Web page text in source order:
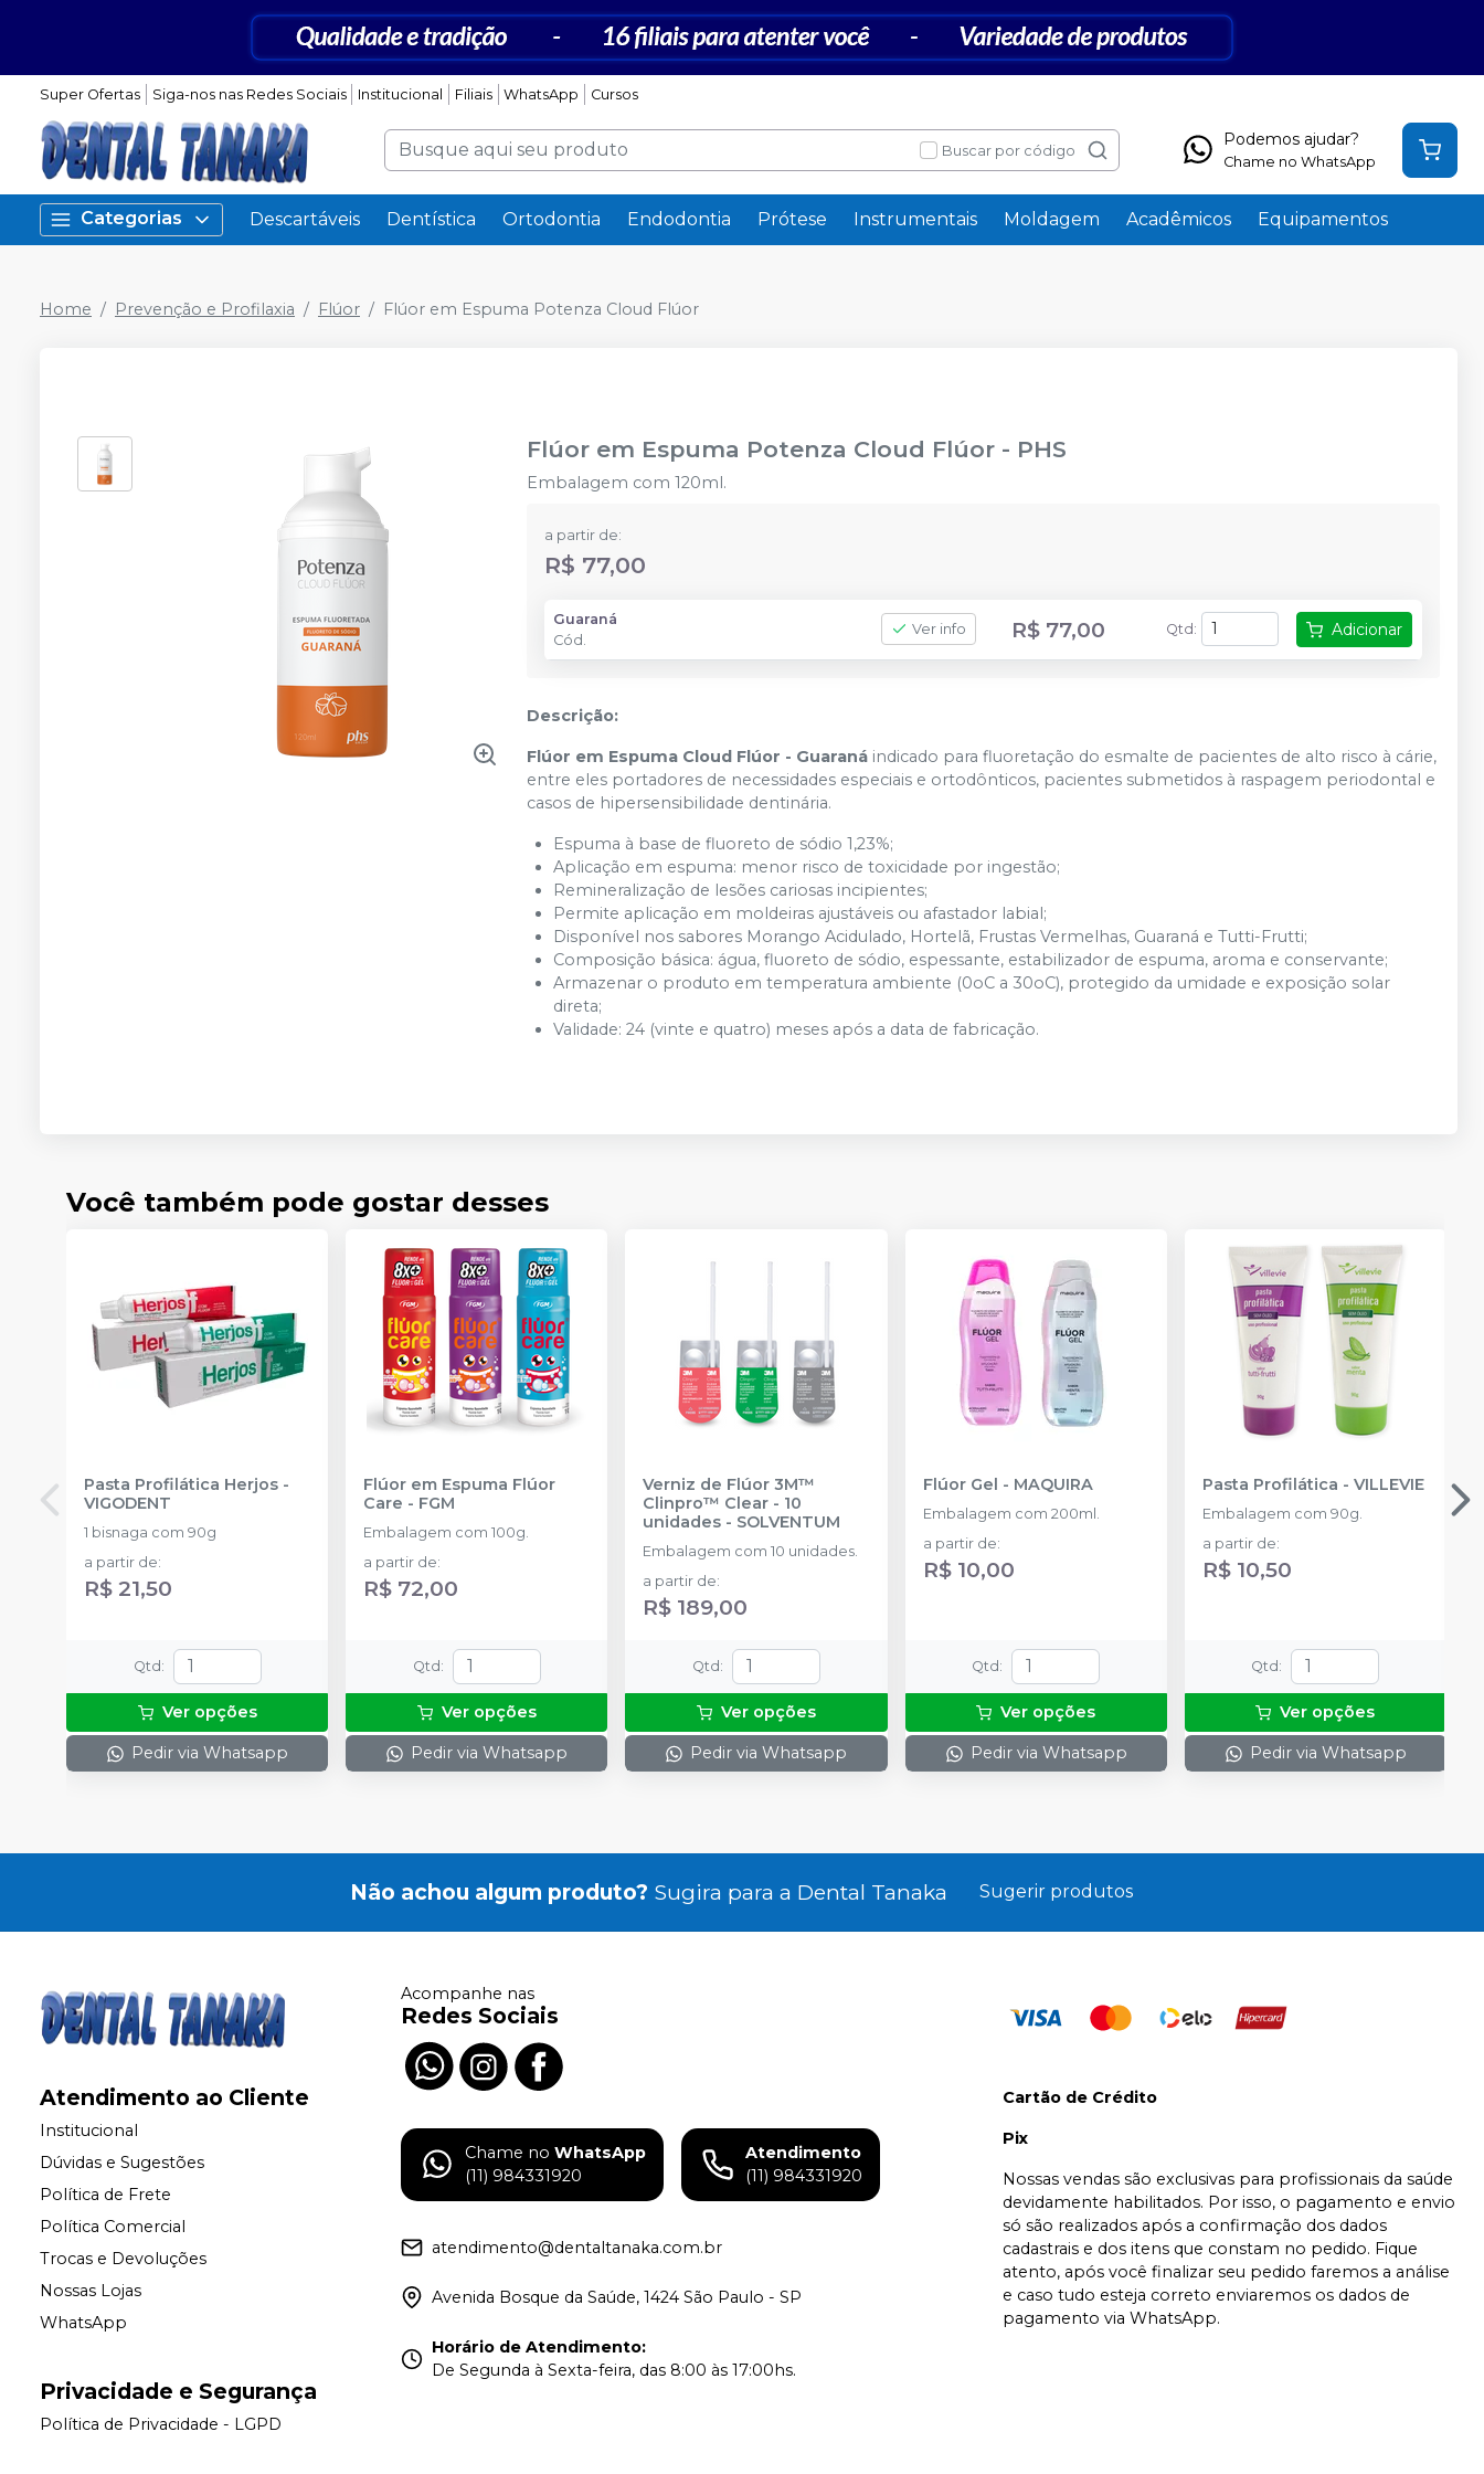
Super Ofertas Siga-nos nas Redes Sociais Institucional Filiais WhatsApp Cursos
Buscar por código
Podemos ajudar?
Chame no WhatsApp
Categorias Descartáveis Dentística Ortodontia Endodontia Prótese Instrumentais Moldagem Acadêmicos Equipamentos
Home Prevenção e Profilaxia Flúor Flúor em Espuma Potenza Cloud Flúor
Flúor em Espuma Potenza Cloud Flúor - PHS
Embalagem com 120ml.
a partir de:
R$ 77,00
Guaraná
Cód.
Ver info R$ 77,00 Qtd : Adicionar
Descrição:
Flúor em Espuma Cloud Flúor - Guaraná indicado para fluoretação do esmalte de pacientes de alto risco à cárie,
entre eles portadores de necessidades especiais e ortodônticos, pacientes submetidos à raspagem periodontal e
casos de hipersensibilidade dentinária.
Espuma à base de fluoreto de sódio 1,23%;
Aplicação em espuma: menor risco de toxicidade por ingestão;
Remineralização de lesões cariosas incipientes;
Permite aplicação em moldeiras ajustáveis ou afastador labial;
Disponível nos sabores Morango Acidulado, Hortelã, Frustas Vermelhas, Guaraná e Tutti-Frutti;
Composição básica: água, fluoreto de sódio, espessante, estabilizador de espuma, aroma e conservante;
Armazenar o produto em temperatura ambiente (0oC a 30oC), protegido da umidade e exposição solar
direta;
Validade: 24 (vinte e quatro) meses após a data de fabricação.
Você também pode gostar desses
Pasta Profilática Herjos -
VIGODENT
1 bisnaga com 90g
a partir de:
R$ 21,50
Qtd :
Ver opções
Pedir via Whatsapp
Flúor em Espuma Flúor
Care - FGM
Embalagem com 100g.
a partir de:
R$ 72,00
Qtd :
Ver opções
Pedir via Whatsapp
Verniz de Flúor 3M™
Clinpro™ Clear - 10
unidades - SOLVENTUM
Embalagem com 10 unidades.
a partir de:
R$ 189,00
Qtd :
Ver opções
Pedir via Whatsapp
Flúor Gel - MAQUIRA
Embalagem com 200ml.
a partir de:
R$ 10,00
Qtd :
Ver opções
Pedir via Whatsapp
Pasta Profilática - VILLEVIE
Embalagem com 90g.
a partir de:
R$ 10,50
Qtd :
Ver opções
Pedir via Whatsapp
Não achou algum produto? Sugira para a Dental Tanaka Sugerir produtos
Atendimento ao Cliente
Institucional
Dúvidas e Sugestões
Política de Frete
Política Comercial
Trocas e Devoluções
Nossas Lojas
WhatsApp
Privacidade e Segurança
Política de Privacidade - LGPD
Acompanhe nas
Redes Sociais
Chame no WhatsApp
(11) 984331920
Atendimento
(11) 984331920
atendimento@dentaltanaka.com.br
Avenida Bosque da Saúde, 1424 São Paulo - SP
Horário de Atendimento:
De Segunda à Sexta-feira, das 8:00 às 17:00hs.
Cartão de Crédito
Pix
Nossas vendas são exclusivas para profissionais da saúde
devidamente habilitados. Por isso, o pagamento e envio
só são realizados após a confirmação dos dados
cadastrais e dos itens que constam no pedido. Fique
atento, após você finalizar seu pedido faremos a análise
e caso tudo esteja correto enviaremos os dados de
pagamento via WhatsApp.